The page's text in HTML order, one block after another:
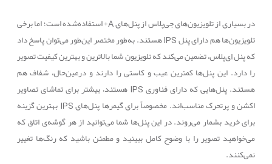
در بسیاری از تلویزیون‌های جی‌پلاس از پنل‌هایA+ استفاده‌شده است؛ اما برخی
تلویزیون‌ها هم دارای پنلIPSهستند. به‌طور مختصر این‌طور می‌توان پاسخ داد
که پنل اِی‌پلاس، تضمین می‌کند که تلویزیون شما بالاترین و بهترین کیفیت تصویر
را دارد. این پنل‌ها کمترین عیب و کاستی را دارند و درعین‌حال، شفاف هم
هستند. پنل‌هایی که دارای فناوریIPSهستند، بیشتر برای تماشای تصاویر
اکشن و پرتحرک مناسب‌اند. مخصوصاً برای گیمرها پنل‌هایIPSبهترین گزینه
برای خرید بشمار می‌روند. در این پنل‌ها شما می‌توانید از هر گوشه‌ی اتاق که
می‌خواهید تصویر را با وضوح کامل ببینید و مطمئن باشید که رنگ‌ها تغییر
نمی‌کنند.